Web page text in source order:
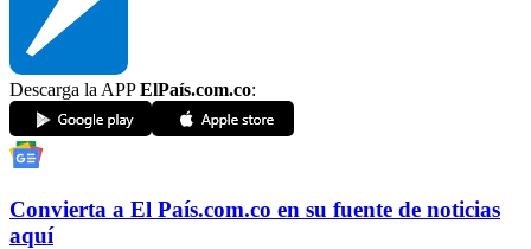
Descarga la APPElPaís.com.co:
Convierta a El País.com.co en su fuente de noticias
aquí